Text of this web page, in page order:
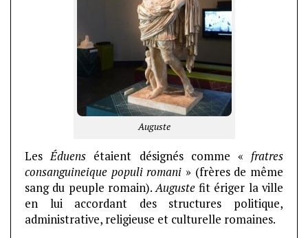
Auguste
LesÉduens étaient désignés comme « fratres
consanguineique populi romani » (frères de même
sang du peuple romain).Auguste fit ériger la ville
en lui accordant des structures politique,
administrative, religieuse et culturelle romaines.